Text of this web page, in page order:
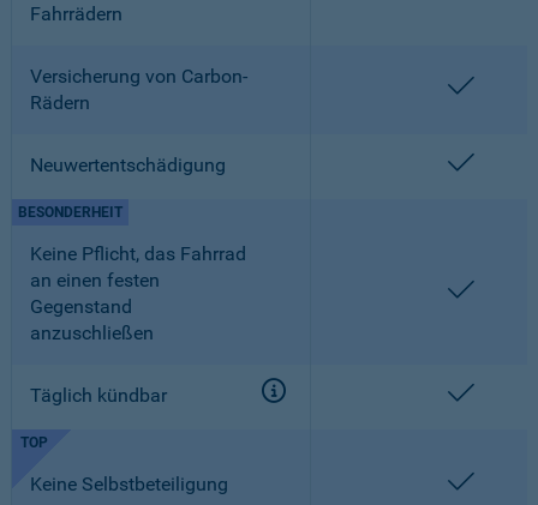
Fahrrädern
Versicherung von Carbon-
Rädern
Neuwertentschädigung
Keine Pflicht, das Fahrrad
an einen festen
Gegenstand
anzuschließen
BESONDERHEIT
Täglich kündbar
TOP
Keine Selbstbeteiligung